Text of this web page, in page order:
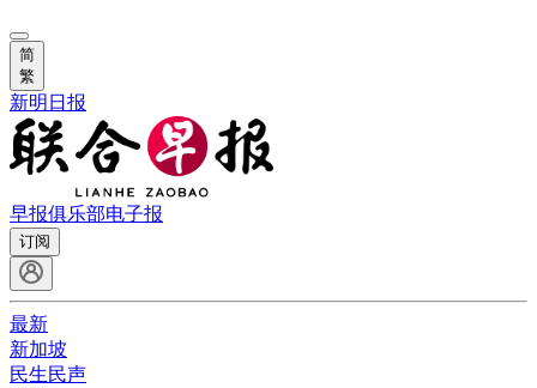
简
繁
新明日报
早报俱乐部电子报
订阅
最新
新加坡
民生民声